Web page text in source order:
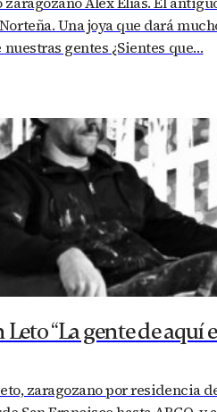
Una joya que dará
gentes ¿Sientes que…
“La gente de aquí
zaragozano por residencia